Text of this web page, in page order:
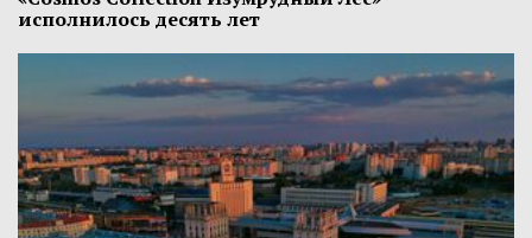
исполнилось десять лет